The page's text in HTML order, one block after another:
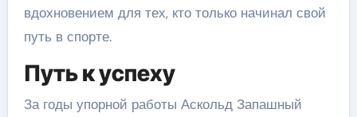
вдохновением для тех, кто только начинал свой
путь в спорте.
Путь к успеху
За годы упорной работы Аскольд Запашный